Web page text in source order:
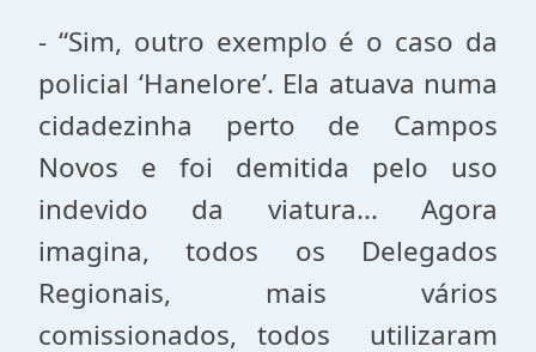
- “Sim, outro exemplo é o caso da
policial ‘Hanelore’. Ela atuava numa
cidadezinha perto de Campos
Novos e foi demitida pelo uso
indevido da viatura... Agora
imagina, todos os Delegados
Regionais, mais vários
comissionados, todos utilizaram